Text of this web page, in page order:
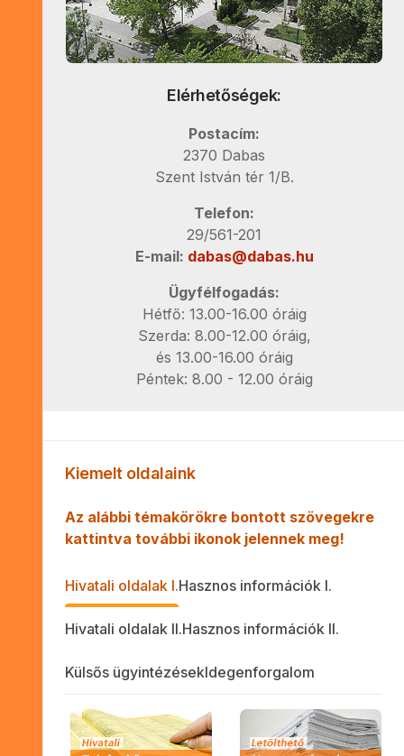
Elérhetőségek:
Postacím:
2370 Dabas
Szent István tér 1/B.
Telefon:
29/561-201
E-mail: dabas@dabas.hu
Ügyfélfogadás:
Hétfő: 13.00-16.00 óráig
Szerda: 8.00-12.00 óráig,
és 13.00-16.00 óráig
Péntek: 8.00 - 12.00 óráig
Kiemelt oldalaink
Az alábbi témakörökre bontott szövegekre
kattintva további ikonok jelennek meg!
Hivatali oldalak I.Hasznos információk I.
Hivatali oldalak II.Hasznos információk II.
Külsős ügyintézésekIdegenforgalom